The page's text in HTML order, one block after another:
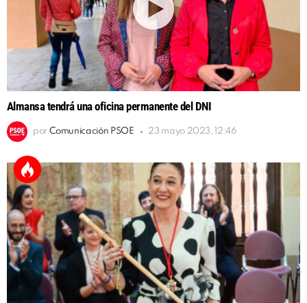
Almansa tendrá una oficina permanente del DNI
por Comunicación PSOE 23 mayo 2023, 12:46